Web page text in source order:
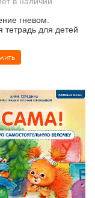
и НЛП
гневом.
тетрадь для детей